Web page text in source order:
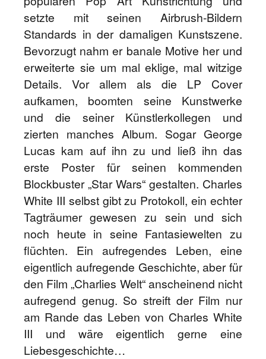
setzte mit seinen Airbrush-Bildern
Standards in der damaligen Kunstszene.
Bevorzugt nahm er banale Motive her und
erweiterte sie um mal eklige, mal witzige
Details. Vor allem als die LP Cover
aufkamen, boomten seine Kunstwerke
und die seiner Künstlerkollegen und
zierten manches Album. Sogar George
Lucas kam auf ihn zu und ließ ihn das
erste Poster für seinen kommenden
Blockbuster „Star Wars“ gestalten. Charles
White III selbst gibt zu Protokoll, ein echter
Tagträumer gewesen zu sein und sich
noch heute in seine Fantasiewelten zu
flüchten. Ein aufregendes Leben, eine
eigentlich aufregende Geschichte, aber für
den Film „Charlies Welt“ anscheinend nicht
aufregend genug. So streift der Film nur
am Rande das Leben von Charles White
III und wäre eigentlich gerne eine
Liebesgeschichte…